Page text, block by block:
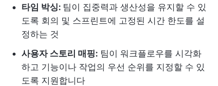
타임 박싱: 팀이 집중력과 생산성을 유지할 수 있
도록 회의 및 스프린트에 고정된 시간 한도를 설
정하는 것
사용자 스토리 매핑: 팀이 워크플로우를 시각화
하고 기능이나 작업의 우선 순위를 지정할 수 있
도록 지원합니다